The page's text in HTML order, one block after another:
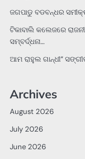
ଜଗପାଡୁ ବଡବନ୍ଧର
ଟିକାବାଲି କଲେଜରେ
ସମ୍ବର୍ଦ୍ଧନା…
ଆମ ରାହୁଲ ଗାନ୍ଧୀ”
Archives
August 2026
July 2026
June 2026